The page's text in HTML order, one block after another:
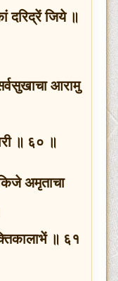
दरिद्रें जिये ॥
आरामु
॥ ६० ॥
अमृताचा
॥ ६१